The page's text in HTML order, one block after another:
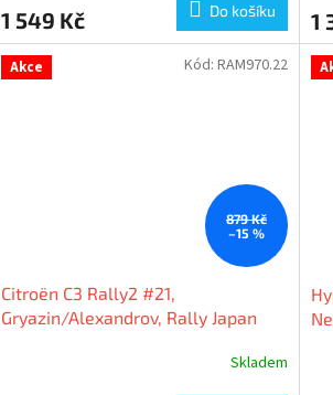
1 549 Kč Do košíku 1
Akce
879 Kč
–15 %
Citroën C3 Rally2 #21,
Gryazin/Alexandrov, Rally Japan
Skladem
Kód: RAM970.22